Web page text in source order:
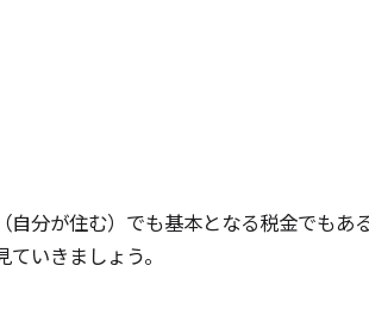
分が住む）でも基本となる税金でもあ
いきましょう。